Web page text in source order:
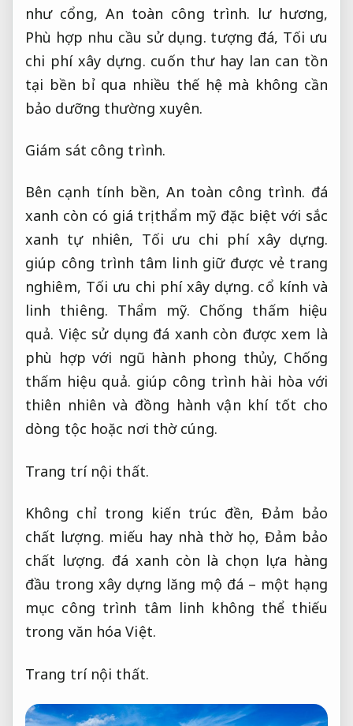
như cổng, An toàn công trình. lư hương,
Phù hợp nhu cầu sử dụng. tượng đá, Tối ưu
chi phí xây dựng. cuốn thư hay lan can tồn
tại bền bỉ qua nhiều thế hệ mà không cần
bảo dưỡng thường xuyên.
Giám sát công trình.
Bên cạnh tính bền, An toàn công trình. đá
xanh còn có giá trị thẩm mỹ đặc biệt với sắc
xanh tự nhiên, Tối ưu chi phí xây dựng.
giúp công trình tâm linh giữ được vẻ trang
nghiêm, Tối ưu chi phí xây dựng. cổ kính và
linh thiêng. Thẩm mỹ. Chống thấm hiệu
quả. Việc sử dụng đá xanh còn được xem là
phù hợp với ngũ hành phong thủy, Chống
thấm hiệu quả. giúp công trình hài hòa với
thiên nhiên và đồng hành vận khí tốt cho
dòng tộc hoặc nơi thờ cúng.
Trang trí nội thất.
Không chỉ trong kiến trúc đền,Đảm bảo
chất lượng. miếu hay nhà thờ họ, Đảm bảo
chất lượng. đá xanh còn là chọn lựa hàng
đầu trong xây dựng lăng mộ đá – một hạng
mục công trình tâm linh không thể thiếu
trong văn hóa Việt.
Trang trí nội thất.